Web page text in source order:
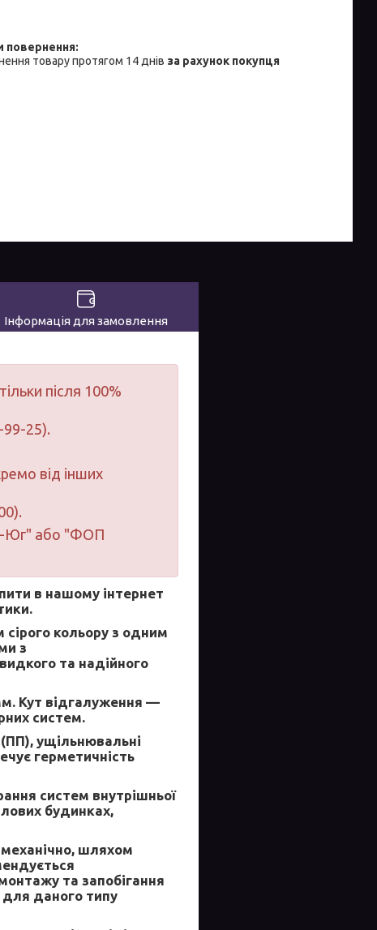
товару протягом 14 днів за рахунок покупця
Інформація для замовлення
після 100%
99-25).
від інших
Юг" або "ФОП
в нашому інтернет
сірого кольору з одним
з
та надійного
Кут відгалуження —
систем.
(ПП), ущільнювальні
герметичність
систем внутрішньої
будинках,
механічно, шляхом
та запобігання
даного типу